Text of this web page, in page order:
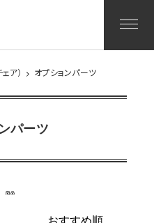
ア） オプションパーツ
パーツ
商品